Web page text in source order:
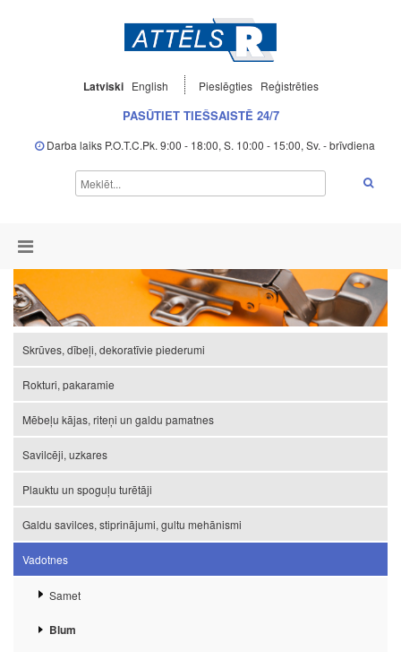
Latviski English Pieslēgties Reģistrēties
PASŪTIET TIEŠSAISTĒ 24/7
Darba laiks P.O.T.C.Pk. 9:00 - 18:00, S. 10:00 - 15:00, Sv. - brīvdiena
Skrūves, dībeļi, dekoratīvie piederumi
Rokturi, pakaramie
Mēbeļu kājas, riteņi un galdu pamatnes
Savilcēji, uzkares
Plauktu un spoguļu turētāji
Galdu savilces, stiprinājumi, gultu mehānismi
Vadotnes
Samet
Blum